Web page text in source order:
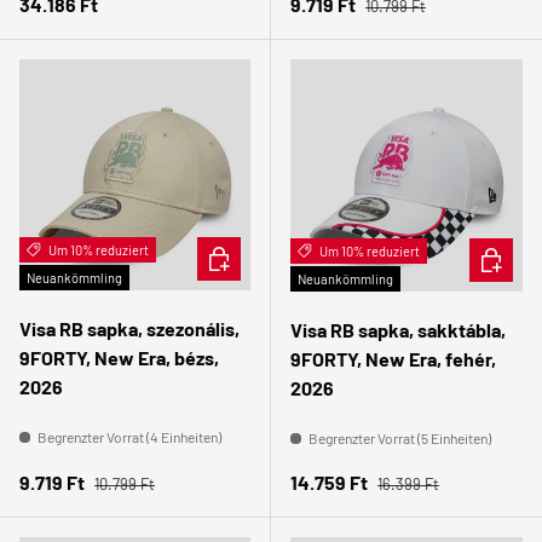
10.799 Ft
Um 10% reduziert
Neuankömmling
Visa RB sapka, szezonális,
9FORTY, New Era, bézs,
2026
Begrenzter Vorrat (4 Einheiten)
Verkaufspreis
9.719 Ft Normaler Preis
10.799 Ft
IN DEN WARENKORBUm 10% reduziert
Neuankömmling
Visa RB sapka, sakktábla,
9FORTY, New Era, fehér,
2026
Begrenzter Vorrat (5 Einheiten)
Verkaufspreis
14.759 Ft Normaler Preis
16.399 Ft
IN DEN